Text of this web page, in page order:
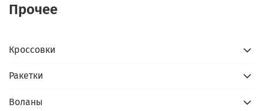
Прочее
Кроссовки
Ракетки
Воланы